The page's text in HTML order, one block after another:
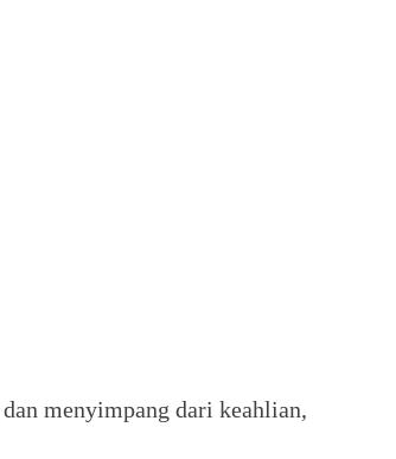
menyimpang dari keahlian,